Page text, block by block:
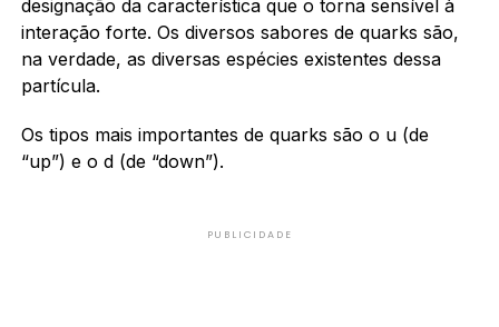
designação da característica que o torna sensível à
interação forte. Os diversos sabores de quarks são,
na verdade, as diversas espécies existentes dessa
partícula.
Os tipos mais importantes de quarks são o u (de
“up”) e o d (de “down”).
PUBLICIDADE